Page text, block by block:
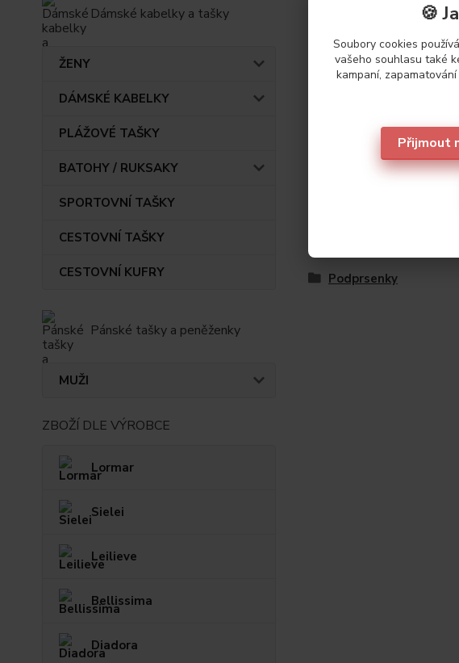
Dámské kabelky a tašky
ŽENY
DÁMSKÉ KABELKY
PLÁŽOVÉ TAŠKY
BATOHY / RUKSAKY
SPORTOVNÍ TAŠKY
CESTOVNÍ TAŠKY
CESTOVNÍ KUFRY
Pánské tašky a peněženky
MUŽI
ZBOŽÍ DLE VÝROBCE
Lormar
Sielei
Leilieve
Bellissima
Diadora
Parametry
Podprsenky
🍪
Soubory cookies
vašeho souhlasu také
kampaní,
Přijmout